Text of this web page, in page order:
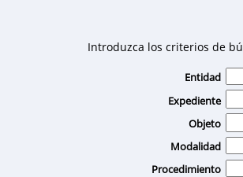
Introduzca los criterios de
Entidad
Expediente
Objeto
Modalidad
Procedimiento